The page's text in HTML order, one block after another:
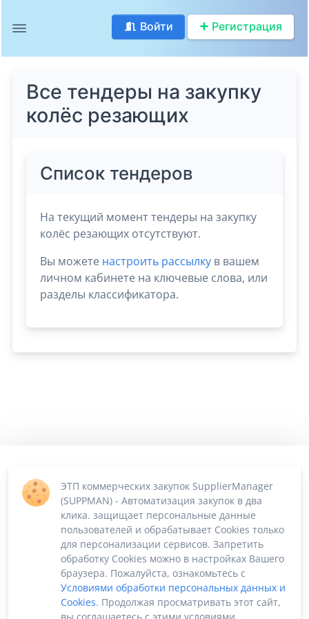
Войти Регистрация
Все тендеры на закупку
колёс резающих
Список тендеров
На текущий момент тендеры на закупку
колёс резающих отсутствуют.
Вы можете настроить рассылку в вашем
личном кабинете на ключевые слова, или
разделы классификатора.
ЭТП коммерческих закупок SupplierManager
(SUPPMAN) - Автоматизация закупок в два
клика. защищает персональные данные
пользователей и обрабатывает Cookies только
для персонализации сервисов. Запретить
обработку Cookies можно в настройках Вашего
браузера. Пожалуйста, ознакомьтесь с
Условиями обработки персональных данных и
Cookies. Продолжая просматривать этот сайт,